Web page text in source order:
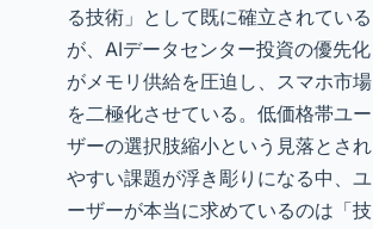
る技術」として既に確立されている
が、AIデータセンター投資の優先化
がメモリ供給を圧迫し、スマホ市場
を二極化させている。低価格帯ユー
ザーの選択肢縮小という見落とされ
やすい課題が浮き彫りになる中、ユ
ーザーが本当に求めているのは「技